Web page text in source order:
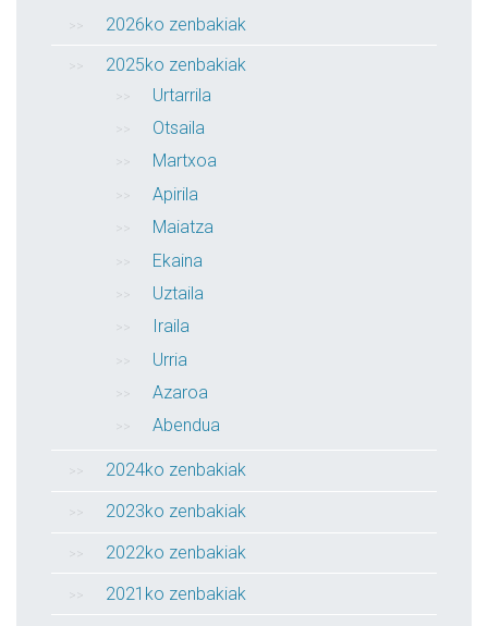
2026ko zenbakiak
2025ko zenbakiak
Urtarrila
Otsaila
Martxoa
Apirila
Maiatza
Ekaina
Uztaila
Iraila
Urria
Azaroa
Abendua
2024ko zenbakiak
2023ko zenbakiak
2022ko zenbakiak
2021ko zenbakiak